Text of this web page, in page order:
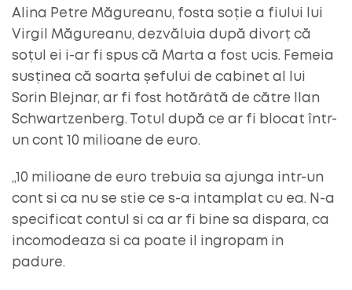
Alina Petre Măgureanu, fosta soție a fiului lui
Virgil Măgureanu, dezvăluia după divorț că
soțul ei i-ar fi spus că Marta a fost ucis. Femeia
susținea că soarta șefului de cabinet al lui
Sorin Blejnar, ar fi fost hotărâtă de către Ilan
Schwartzenberg. Totul după ce ar fi blocat într-
un cont 10 milioane de euro.
„10 milioane de euro trebuia sa ajunga intr-un
cont si ca nu se stie ce s-a intamplat cu ea. N-a
specificat contul si ca ar fi bine sa dispara, ca
incomodeaza si ca poate il ingropam in
padure.